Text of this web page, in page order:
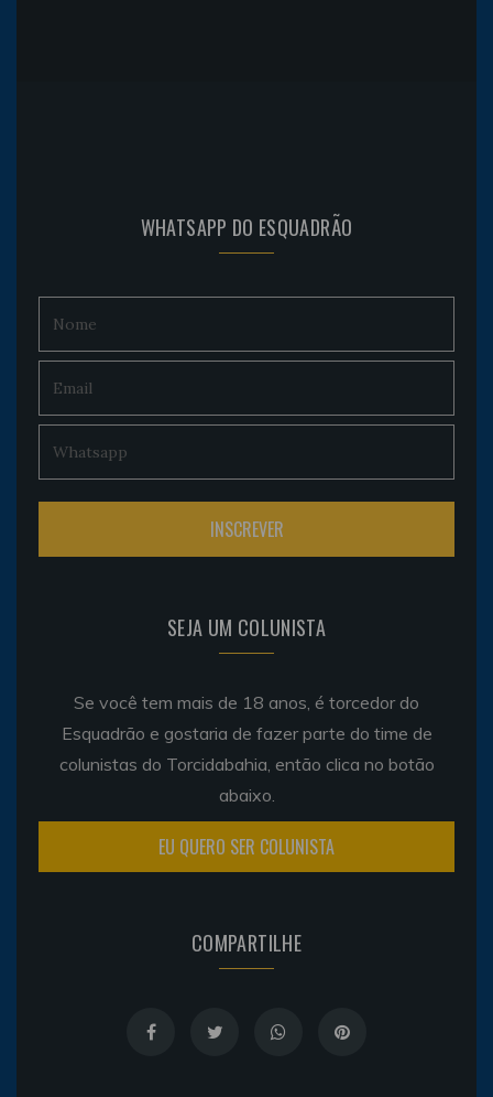
WHATSAPP DO ESQUADRÃO
SEJA UM COLUNISTA
Se você tem mais de 18 anos, é torcedor do
Esquadrão e gostaria de fazer parte do time de
colunistas do Torcidabahia, então clica no botão
abaixo.
EU QUERO SER COLUNISTA
COMPARTILHE